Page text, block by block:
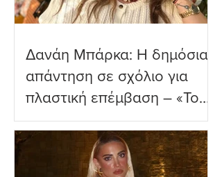
Δανάη Μπάρκα: Η δημόσια
απάντηση σε σχόλιο για
πλαστική επέμβαση – «Το
ωραιότερο σχόλιο που